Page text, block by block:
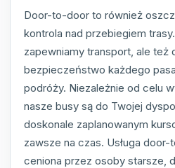
Door-to-door to również
kontrola nad przebiegiem
zapewniamy transport, ale też
bezpieczeństwo każdego
podróży. Niezależnie od celu
nasze busy są do Twojej
doskonale zaplanowanym
zawsze na czas. Usługa
ceniona przez osoby starsze,